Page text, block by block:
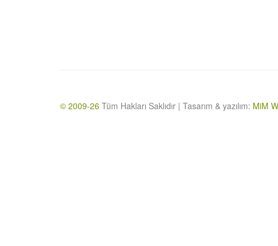
© 2009-26 Tüm Hakları Saklıdır | Tasarım & yazılım: MiM